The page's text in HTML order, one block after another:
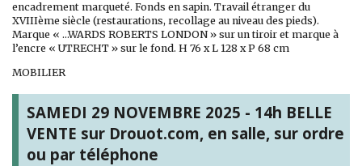
encadrement marqueté. Fonds en sapin. Travail étranger du
XVIIIème siècle (restaurations, recollage au niveau des pieds).
Marque « …WARDS ROBERTS LONDON » sur un tiroir et marque à
l’encre « UTRECHT » sur le fond. H 76 x L 128 x P 68 cm
MOBILIER
SAMEDI 29 NOVEMBRE 2025 - 14h BELLE
VENTE sur Drouot.com, en salle, sur ordre
ou par téléphone